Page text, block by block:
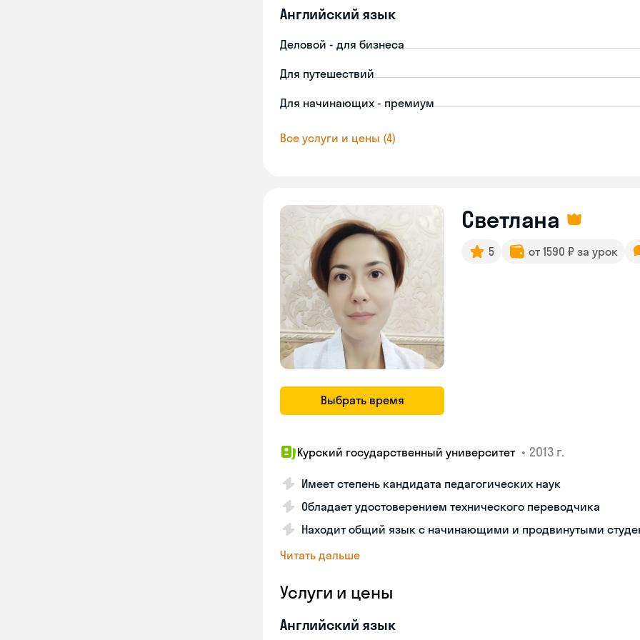
Английский язык
Деловой - для бизнеса
Для путешествий
Для начинающих - премиум
Все услуги и цены (4)
Выбрать время
Светлана
5 от 1590 ₽ за урок
Курский государственный университет • 2013 г.
Имеет степень кандидата педагогических наук
Обладает удостоверением технического переводчика
Находит общий язык с начинающими и продвинутыми
Читать дальше
Услуги и цены
Английский язык